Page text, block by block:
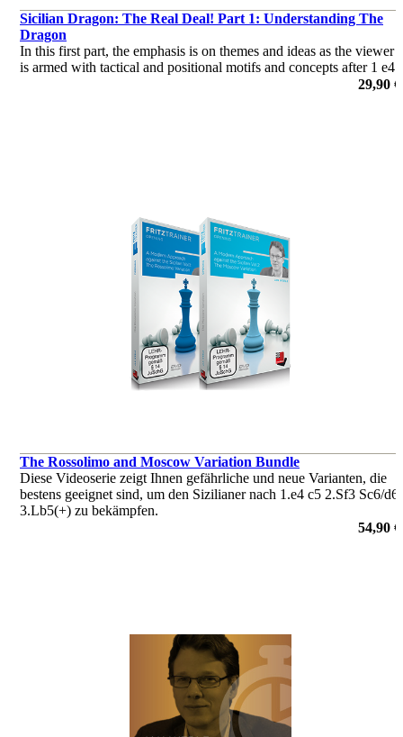
Sicilian Dragon: The Real Deal! Part 1: Understanding The
Dragon
In this first part, the emphasis is on themes and ideas as the viewer
is armed with tactical and positional motifs and concepts after 1 e4
29,90 €
The Rossolimo and Moscow Variation Bundle
Diese Videoserie zeigt Ihnen gefährliche und neue Varianten, die
bestens geeignet sind, um den Sizilianer nach 1.e4 c5 2.Sf3 Sc6/d6
3.Lb5(+) zu bekämpfen.
54,90 €